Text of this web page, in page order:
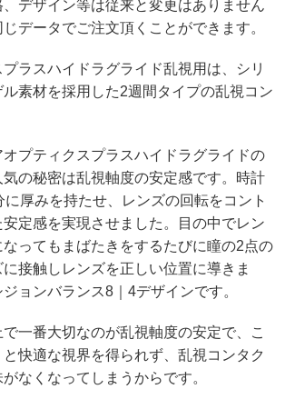
デザイン等は従来と変更はありません
データでご注文頂くことができます。
ラスハイドラグライド乱視用は、シリ
素材を採用した2週間タイプの乱視コン
プティクスプラスハイドラグライドの
の秘密は乱視軸度の安定感です。時計
厚みを持たせ、レンズの回転をコント
安定感を実現させました。目の中でレン
ってもまばたきをするたびに瞳の2点の
接触しレンズを正しい位置に導きま
ョンバランス8｜4デザインです。
一番大切なのが乱視軸度の安定で、こ
快適な視界を得られず、乱視コンタク
なくなってしまうからです。